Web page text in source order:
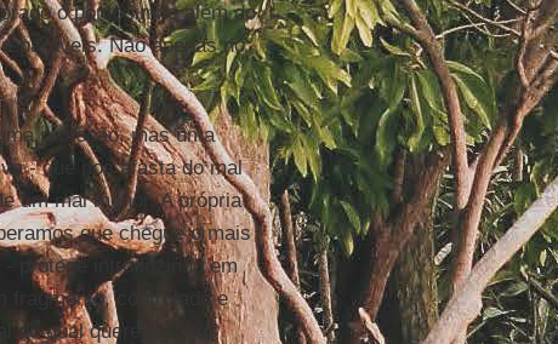
o ponto limite além do
Não apenas no
proteção, mas uma
- que nos afasta do mal
um mal menor. A própria
que chegue o mais
protege introduzindo em
fragmento, controlado e
do qual queremos nos